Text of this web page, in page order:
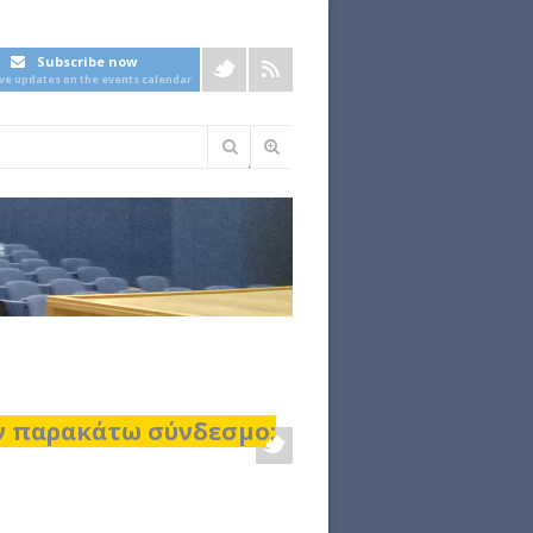
Subscribe now
updates on the events calendar
Φόρμα
παρακάτω σύνδεσμο: